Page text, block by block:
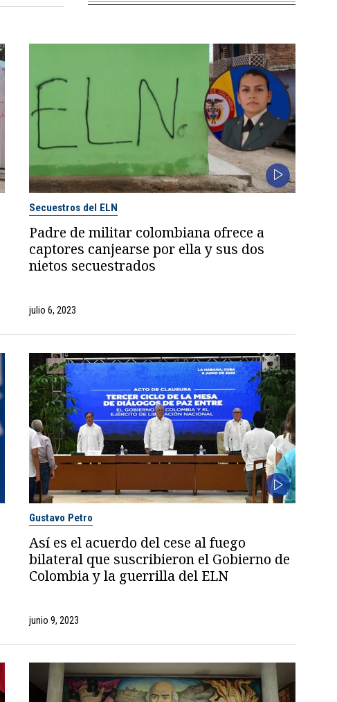
Secuestros del ELN
Padre de militar colombiana ofrece a
captores canjearse por ella y sus dos
nietos secuestrados
julio 6, 2023
Gustavo Petro
Así es el acuerdo del cese al fuego
bilateral que suscribieron el Gobierno de
Colombia y la guerrilla del ELN
junio 9, 2023